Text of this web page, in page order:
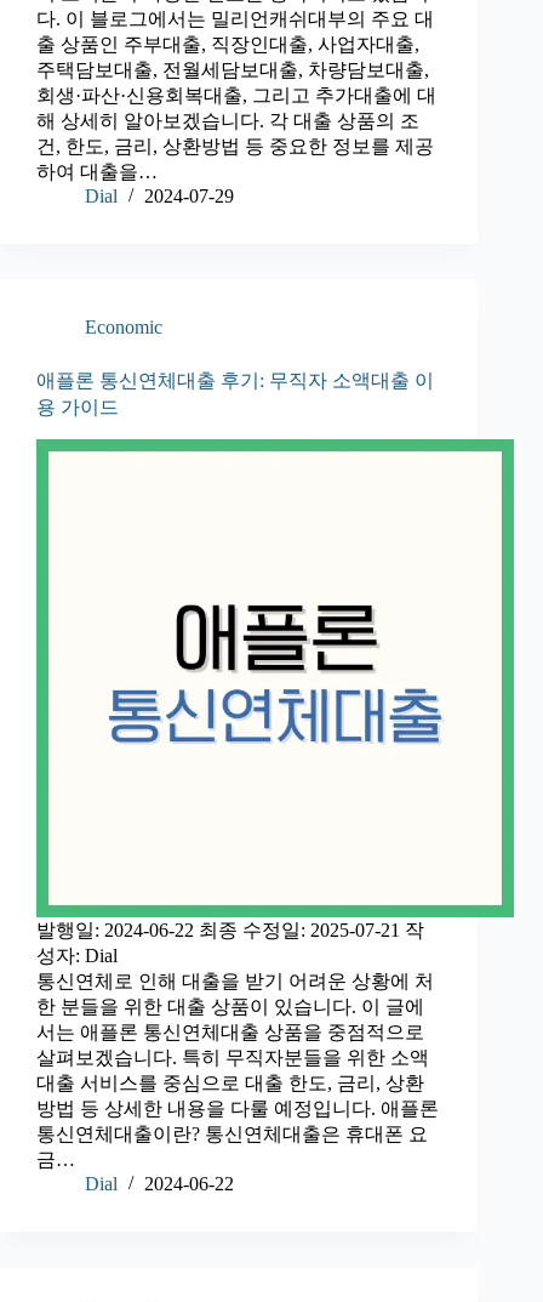
다. 이 블로그에서는 밀리언캐쉬대부의 주요 대
출 상품인 주부대출, 직장인대출, 사업자대출,
주택담보대출, 전월세담보대출, 차량담보대출,
회생·파산·신용회복대출, 그리고 추가대출에 대
해 상세히 알아보겠습니다. 각 대출 상품의 조
건, 한도, 금리, 상환방법 등 중요한 정보를 제공
하여 대출을…
Dial
2024-07-29
Economic
애플론 통신연체대출 후기: 무직자 소액대출 이
용 가이드
발행일: 2024-06-22 최종 수정일: 2025-07-21 작
성자: Dial
통신연체로 인해 대출을 받기 어려운 상황에 처
한 분들을 위한 대출 상품이 있습니다. 이 글에
서는 애플론 통신연체대출 상품을 중점적으로
살펴보겠습니다. 특히 무직자분들을 위한 소액
대출 서비스를 중심으로 대출 한도, 금리, 상환
방법 등 상세한 내용을 다룰 예정입니다. 애플론
통신연체대출이란? 통신연체대출은 휴대폰 요
금…
Dial
2024-06-22